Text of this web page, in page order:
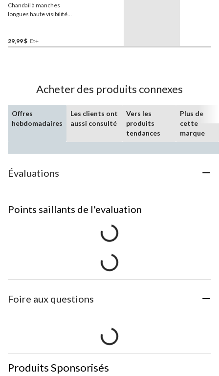
Chandail à manches
longues haute visibilité
29,99 $ Et+
Acheter des produits connexes
Offres
hebdomadaires
Les clients ont
aussi consulté
Vers les
produits
tendances
Plus de
cette
marque
Évaluations
Points saillants de l'evaluation
Foire aux questions
Produits Sponsorisés